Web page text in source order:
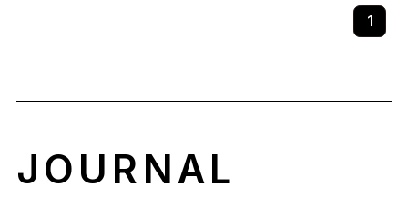
1
JOURNAL